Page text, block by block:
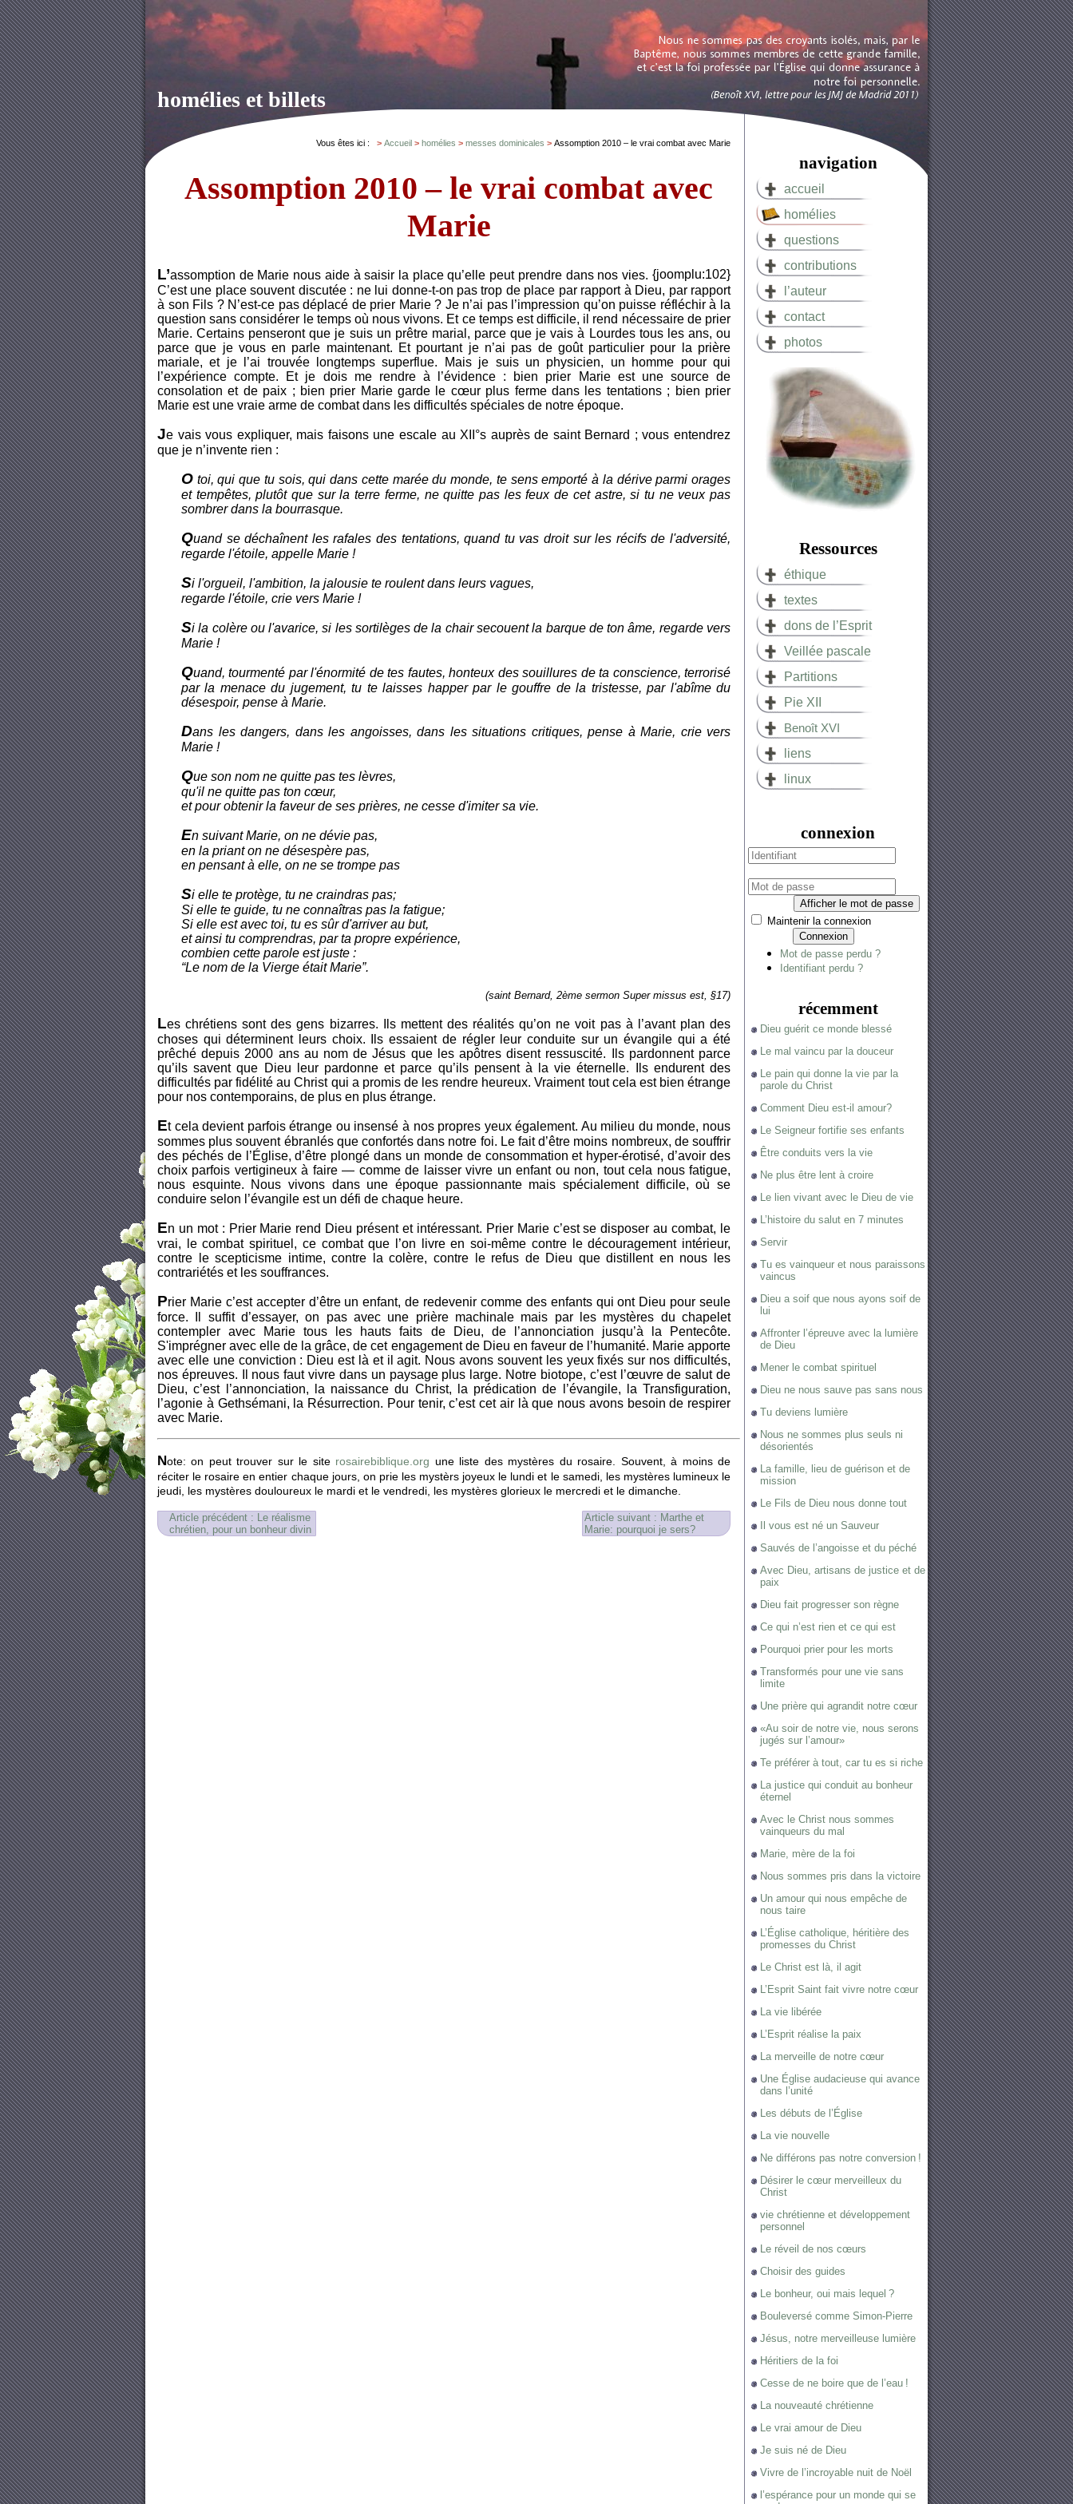
homélies et billets
Vous êtes ici : Accueil homélies messes dominicales Assomption 2010 – le vrai combat avec Marie
Assomption 2010 – le vrai combat avec
Marie
{joomplu:102}
L’assomption de Marie nous aide à saisir la place qu’elle peut prendre dans nos vies.
C’est une place souvent discutée : ne lui donne-t-on pas trop de place par rapport à Dieu, par rapport
à son Fils ? N’est-ce pas déplacé de prier Marie ? Je n’ai pas l’impression qu’on puisse réfléchir à la
question sans considérer le temps où nous vivons. Et ce temps est difficile, il rend nécessaire de prier
Marie. Certains penseront que je suis un prêtre marial, parce que je vais à Lourdes tous les ans, ou
parce que je vous en parle maintenant. Et pourtant je n’ai pas de goût particulier pour la prière
mariale, et je l’ai trouvée longtemps superflue. Mais je suis un physicien, un homme pour qui
l’expérience compte. Et je dois me rendre à l’évidence : bien prier Marie est une source de
consolation et de paix ; bien prier Marie garde le cœur plus ferme dans les tentations ; bien prier
Marie est une vraie arme de combat dans les difficultés spéciales de notre époque.
Je vais vous expliquer, mais faisons une escale au XII°s auprès de saint Bernard ; vous entendrez
que je n’invente rien :
O toi, qui que tu sois, qui dans cette marée du monde, te sens emporté à la dérive parmi orages
et tempêtes, plutôt que sur la terre ferme, ne quitte pas les feux de cet astre, si tu ne veux pas
sombrer dans la bourrasque.
Quand se déchaînent les rafales des tentations, quand tu vas droit sur les récifs de l'adversité,
regarde l'étoile, appelle Marie !
Si l'orgueil, l'ambition, la jalousie te roulent dans leurs vagues,
regarde l'étoile, crie vers Marie !
Si la colère ou l'avarice, si les sortilèges de la chair secouent la barque de ton âme, regarde vers
Marie !
Quand, tourmenté par l'énormité de tes fautes, honteux des souillures de ta conscience, terrorisé
par la menace du jugement, tu te laisses happer par le gouffre de la tristesse, par l'abîme du
désespoir, pense à Marie.
Dans les dangers, dans les angoisses, dans les situations critiques, pense à Marie, crie vers
Marie !
Que son nom ne quitte pas tes lèvres,
qu'il ne quitte pas ton cœur,
et pour obtenir la faveur de ses prières, ne cesse d'imiter sa vie.
En suivant Marie, on ne dévie pas,
en la priant on ne désespère pas,
en pensant à elle, on ne se trompe pas
Si elle te protège, tu ne craindras pas;
Si elle te guide, tu ne connaîtras pas la fatigue;
Si elle est avec toi, tu es sûr d'arriver au but,
et ainsi tu comprendras, par ta propre expérience,
combien cette parole est juste :
“Le nom de la Vierge était Marie”.
(saint Bernard, 2ème sermon Super missus est, §17)
Les chrétiens sont des gens bizarres. Ils mettent des réalités qu’on ne voit pas à l’avant plan des
choses qui déterminent leurs choix. Ils essaient de régler leur conduite sur un évangile qui a été
prêché depuis 2000 ans au nom de Jésus que les apôtres disent ressuscité. Ils pardonnent parce
qu’ils savent que Dieu leur pardonne et parce qu’ils pensent à la vie éternelle. Ils endurent des
difficultés par fidélité au Christ qui a promis de les rendre heureux. Vraiment tout cela est bien étrange
pour nos contemporains, de plus en plus étrange.
Et cela devient parfois étrange ou insensé à nos propres yeux également. Au milieu du monde, nous
sommes plus souvent ébranlés que confortés dans notre foi. Le fait d’être moins nombreux, de souffrir
des péchés de l’Église, d’être plongé dans un monde de consommation et hyper-érotisé, d’avoir des
choix parfois vertigineux à faire — comme de laisser vivre un enfant ou non, tout cela nous fatigue,
nous esquinte. Nous vivons dans une époque passionnante mais spécialement difficile, où se
conduire selon l’évangile est un défi de chaque heure.
En un mot : Prier Marie rend Dieu présent et intéressant. Prier Marie c’est se disposer au combat, le
vrai, le combat spirituel, ce combat que l’on livre en soi-même contre le découragement intérieur,
contre le scepticisme intime, contre la colère, contre le refus de Dieu que distillent en nous les
contrariétés et les souffrances.
Prier Marie c’est accepter d’être un enfant, de redevenir comme des enfants qui ont Dieu pour seule
force. Il suffit d’essayer, on pas avec une prière machinale mais par les mystères du chapelet
contempler avec Marie tous les hauts faits de Dieu, de l’annonciation jusqu’à la Pentecôte.
S'imprégner avec elle de la grâce, de cet engagement de Dieu en faveur de l’humanité. Marie apporte
avec elle une conviction : Dieu est là et il agit. Nous avons souvent les yeux fixés sur nos difficultés,
nos épreuves. Il nous faut vivre dans un paysage plus large. Notre biotope, c’est l’œuvre de salut de
Dieu, c’est l’annonciation, la naissance du Christ, la prédication de l’évangile, la Transfiguration,
l’agonie à Gethsémani, la Résurrection. Pour tenir, c’est cet air là que nous avons besoin de respirer
avec Marie.
Note: on peut trouver sur le site rosairebiblique.org une liste des mystères du rosaire. Souvent, à moins de
réciter le rosaire en entier chaque jours, on prie les mystèrs joyeux le lundi et le samedi, les mystères lumineux le
jeudi, les mystères douloureux le mardi et le vendredi, les mystères glorieux le mercredi et le dimanche.
Article précédent : Le réalisme
chrétien, pour un bonheur divin
Article suivant : Marthe et
Marie: pourquoi je sers?
navigation
accueil
homélies
questions
contributions
l’auteur
contact
photos
Ressources
éthique
textes
dons de l’Esprit
Veillée pascale
Partitions
Pie XII
Benoît XVI
liens
linux
connexion
Afficher le mot de passe
Maintenir la connexion
Connexion
Mot de passe perdu ?
Identifiant perdu ?
récemment
Dieu guérit ce monde blessé
Le mal vaincu par la douceur
Le pain qui donne la vie par la
parole du Christ
Comment Dieu est-il amour?
Le Seigneur fortifie ses enfants
Être conduits vers la vie
Ne plus être lent à croire
Le lien vivant avec le Dieu de vie
L’histoire du salut en 7 minutes
Servir
Tu es vainqueur et nous paraissons
vaincus
Dieu a soif que nous ayons soif de
lui
Affronter l’épreuve avec la lumière
de Dieu
Mener le combat spirituel
Dieu ne nous sauve pas sans nous
Tu deviens lumière
Nous ne sommes plus seuls ni
désorientés
La famille, lieu de guérison et de
mission
Le Fils de Dieu nous donne tout
Il vous est né un Sauveur
Sauvés de l’angoisse et du péché
Avec Dieu, artisans de justice et de
paix
Dieu fait progresser son règne
Ce qui n’est rien et ce qui est
Pourquoi prier pour les morts
Transformés pour une vie sans
limite
Une prière qui agrandit notre cœur
«Au soir de notre vie, nous serons
jugés sur l’amour»
Te préférer à tout, car tu es si riche
La justice qui conduit au bonheur
éternel
Avec le Christ nous sommes
vainqueurs du mal
Marie, mère de la foi
Nous sommes pris dans la victoire
Un amour qui nous empêche de
nous taire
L’Église catholique, héritière des
promesses du Christ
Le Christ est là, il agit
L’Esprit Saint fait vivre notre cœur
La vie libérée
L’Esprit réalise la paix
La merveille de notre cœur
Une Église audacieuse qui avance
dans l’unité
Les débuts de l’Église
La vie nouvelle
Ne différons pas notre conversion !
Désirer le cœur merveilleux du
Christ
vie chrétienne et développement
personnel
Le réveil de nos cœurs
Choisir des guides
Le bonheur, oui mais lequel ?
Bouleversé comme Simon-Pierre
Jésus, notre merveilleuse lumière
Héritiers de la foi
Cesse de ne boire que de l’eau !
La nouveauté chrétienne
Le vrai amour de Dieu
Je suis né de Dieu
Vivre de l’incroyable nuit de Noël
l’espérance pour un monde qui se